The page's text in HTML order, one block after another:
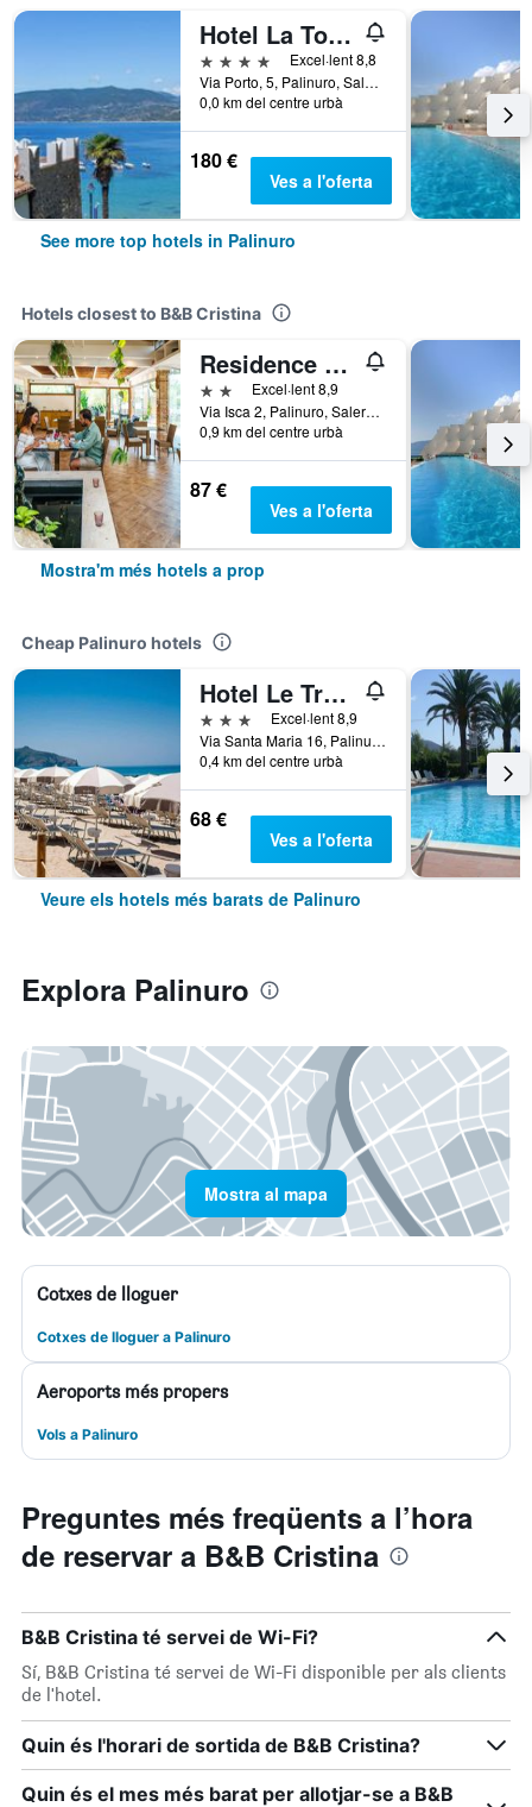
Hotel La Torre
4 estrelles
Excel·lent 8,8
Via Porto, 5, Palinuro, Salerno, Itàlia
0,0 km del centre urbà
180 €
Ves a l'oferta
See more top hotels in Palinuro
Hotels closest to B&B Cristina
Residence e B&B Villamirella
2 estrellesExcel·lent 8,9
Via Isca 2, Palinuro, Salerno, Itàlia
0,9 km del centre urbà
87 €
Ves a l'oferta
Mostra'm més hotels a prop
Cheap Palinuro hotels
Hotel Le Tre Caravelle
3 estrellesExcel·lent 8,9
Via Santa Maria 16, Palinuro, Salerno, Itàlia
0,4 km del centre urbà
68 €
Ves a l'oferta
Veure els hotels més barats de Palinuro
Explora Palinuro
Mostra al mapa
Cotxes de lloguer
Cotxes de lloguer a Palinuro
Aeroports més propers
Vols a Palinuro
Preguntes més freqüents a l’hora
de reservar a B&B Cristina
B&B Cristina té servei de Wi-Fi?
Sí, B&B Cristina té servei de Wi-Fi disponible per als clients
de l'hotel.
Quin és l'horari de sortida de B&B Cristina?
Quin és el mes més barat per allotjar-se a B&B